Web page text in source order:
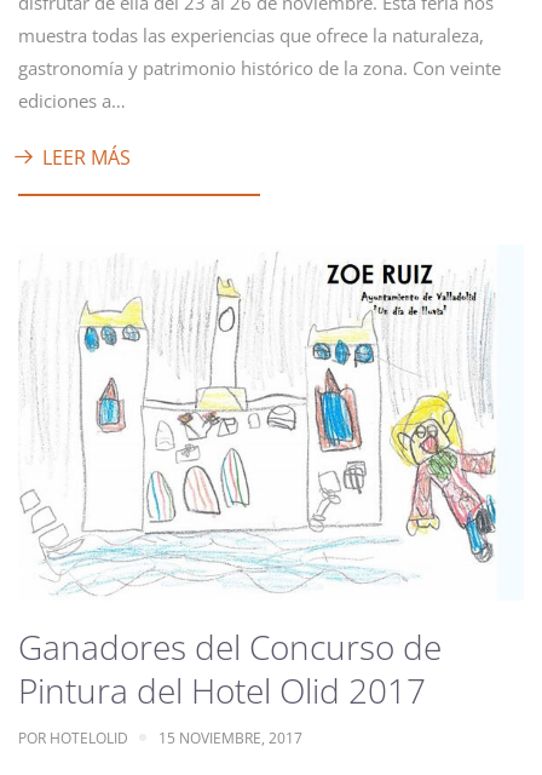
muestra todas las experiencias que ofrece la naturaleza,
gastronomía y patrimonio histórico de la zona. Con veinte
ediciones a…
LEER MÁS
Ganadores del Concurso de
Pintura del Hotel Olid 2017
POR HOTELOLID 15 NOVIEMBRE, 2017